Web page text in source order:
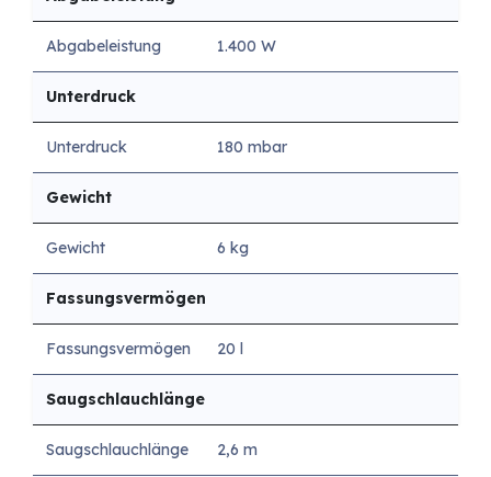
Abgabeleistung 1.400 W
Unterdruck
Unterdruck 180 mbar
Gewicht
Gewicht 6 kg
Fassungsvermögen
Fassungsvermögen 20 l
Saugschlauchlänge
Saugschlauchlänge 2,6 m